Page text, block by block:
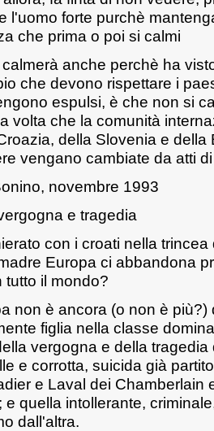
l'uomo forte purchè
che prima o poi si calmi
anche perchè ha
che devono rispettare i
espulsi, è che non si
volta che la comunità
della Slovenia e della
vengano cambiate da atti
novembre 1993
e tragedia
con i croati nella
Europa ci abbandona
tutto il mondo?
non è ancora (o non è
figlia nella classe
vergogna e della tragedia
e corrotta, suicida già
e Laval dei Chamberlain
quella intollerante,
dall'altra.